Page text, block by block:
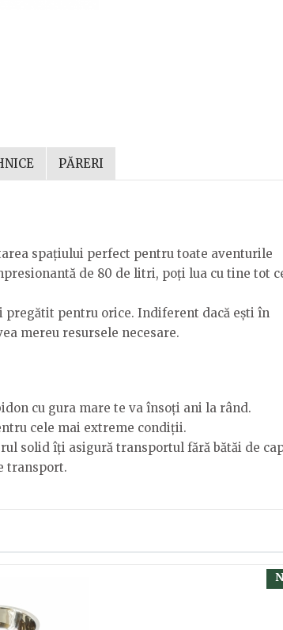
PĂRERI
spațiului perfect pentru toate aventurile
de 80 de litri, poți lua cu tine tot
pregătit pentru orice. Indiferent dacă ești în
mereu resursele necesare.
cu gura mare te va însoți ani la rând.
cele mai extreme condiții.
solid îți asigură transportul fără bătăi de
transport.